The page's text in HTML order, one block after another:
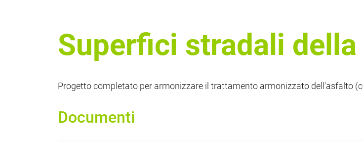
Superfici stradali
Progetto completato per armonizzare il trattamento armonizzato dell'asfalto
Documenti